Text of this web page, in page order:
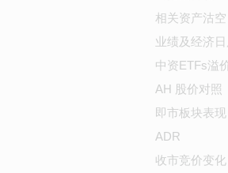
相关资产沽空
业绩及经济
中资ETFs溢
AH 股价对照
即市板块表现
ADR
收市竞价变化